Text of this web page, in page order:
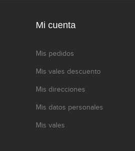
Mi cuenta
Mis pedidos
Mis vales descuento
Mis direcciones
Mis datos personales
Mis vales